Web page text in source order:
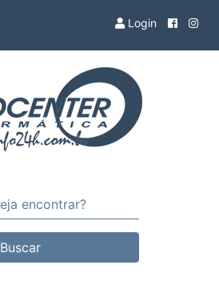
Login
Buscar